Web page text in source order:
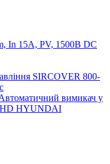
In 15A, PV, 1500B DC
SIRCOVER 800-
вимикач у
HD HYUNDAI